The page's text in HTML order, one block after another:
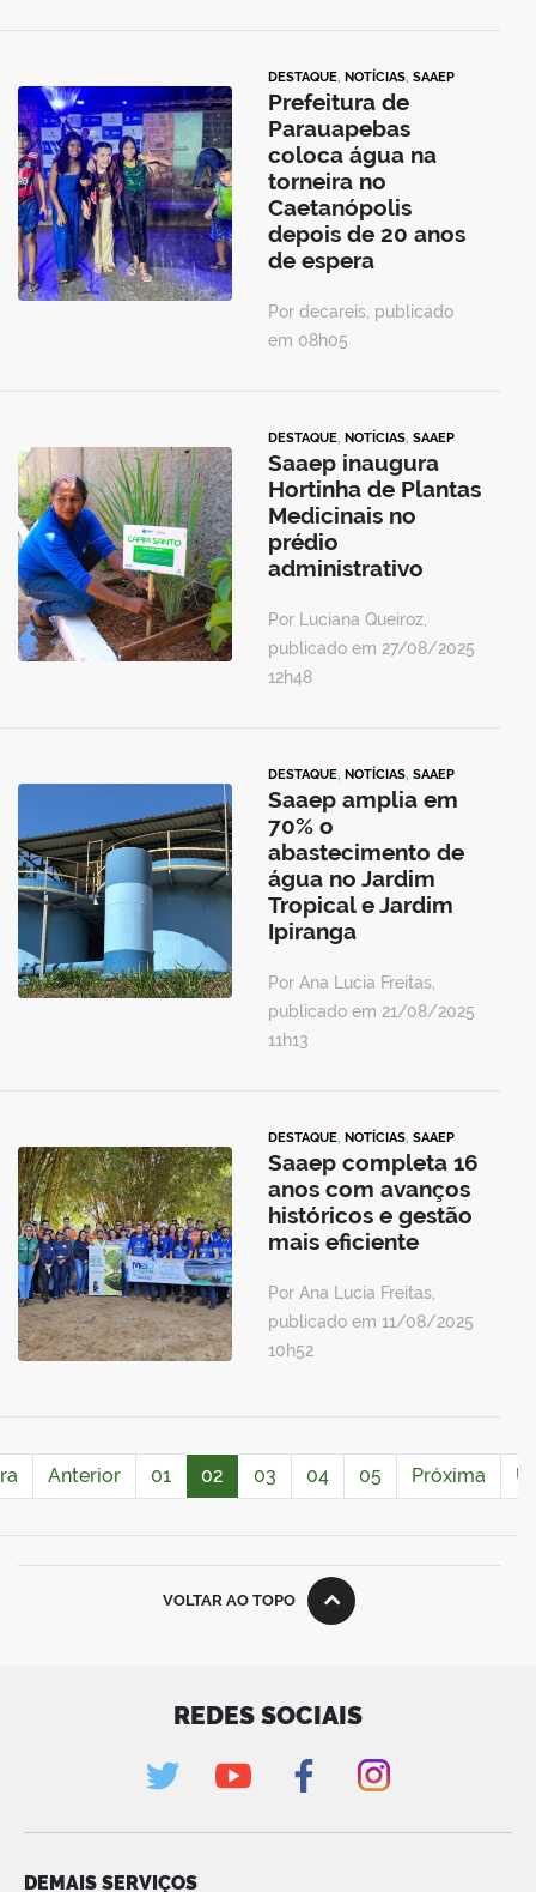
DESTAQUE, NOTÍCIAS, SAAEP
Prefeitura de
Parauapebas
coloca água na
torneira no
Caetanópolis
depois de 20 anos
de espera
Por decareis, publicado
em 08h05
DESTAQUE, NOTÍCIAS, SAAEP
Saaep inaugura
Hortinha de Plantas
Medicinais no
prédio
administrativo
Por Luciana Queiroz,
publicado em 27/08/2025
12h48
DESTAQUE, NOTÍCIAS, SAAEP
Saaep amplia em
70% o
abastecimento de
água no Jardim
Tropical e Jardim
Ipiranga
Por Ana Lucia Freitas,
publicado em 21/08/2025
11h13
DESTAQUE, NOTÍCIAS, SAAEP
Saaep completa 16
anos com avanços
históricos e gestão
mais eficiente
Por Ana Lucia Freitas,
publicado em 11/08/2025
10h52
Anterior 01 02 03 04 05 Próxima
VOLTAR AO TOPO
REDES SOCIAIS
DEMAIS SERVIÇOS